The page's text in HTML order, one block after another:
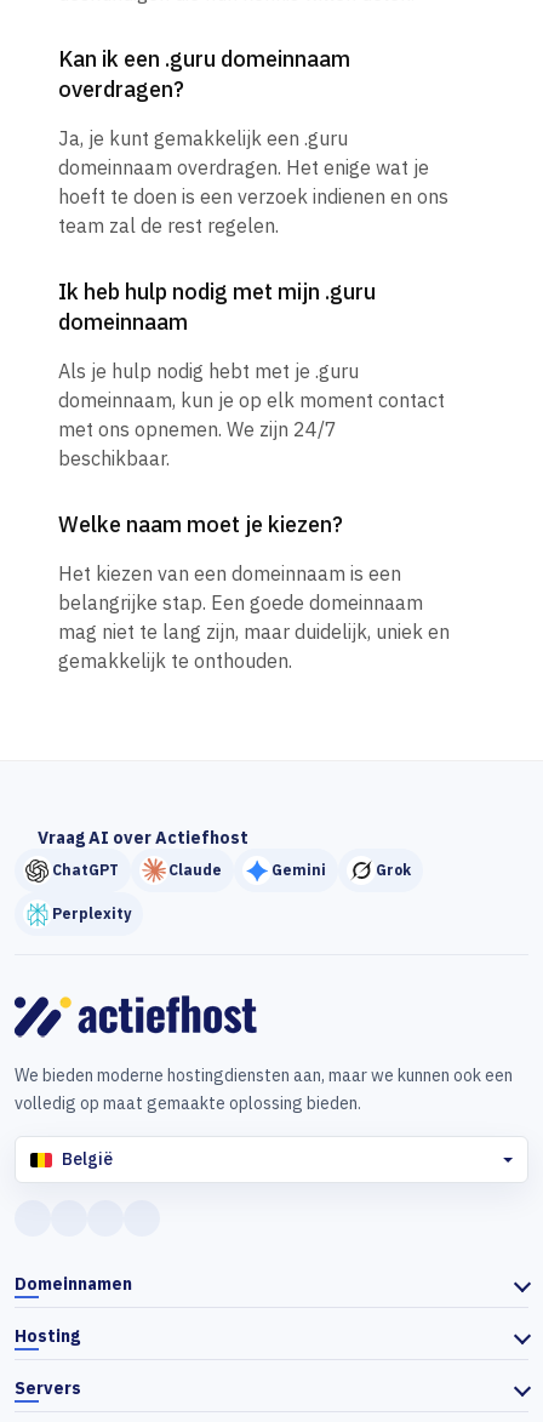
Kan ik een .guru domeinnaam
overdragen?
Ja, je kunt gemakkelijk een .guru
domeinnaam overdragen. Het enige wat je
hoeft te doen is een verzoek indienen en ons
team zal de rest regelen.
Ik heb hulp nodig met mijn .guru
domeinnaam
Als je hulp nodig hebt met je .guru
domeinnaam, kun je op elk moment contact
met ons opnemen. We zijn 24/7
beschikbaar.
Welke naam moet je kiezen?
Het kiezen van een domeinnaam is een
belangrijke stap. Een goede domeinnaam
mag niet te lang zijn, maar duidelijk, uniek en
gemakkelijk te onthouden.
Vraag AI over Actiefhost
ChatGPT Claude Gemini Grok
Perplexity
We bieden moderne hostingdiensten aan, maar we kunnen ook een
volledig op maat gemaakte oplossing bieden.
België
Domeinnamen
Hosting
Servers